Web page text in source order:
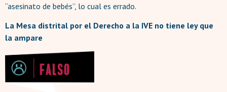
“asesinato de bebés”, lo cual es errado.
La Mesa distrital por el Derecho a la IVE no tiene ley que
la ampare